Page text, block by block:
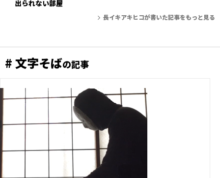
出られない部屋
長イキアキヒコが書いた記事をもっと見る
# 文字そばの記事